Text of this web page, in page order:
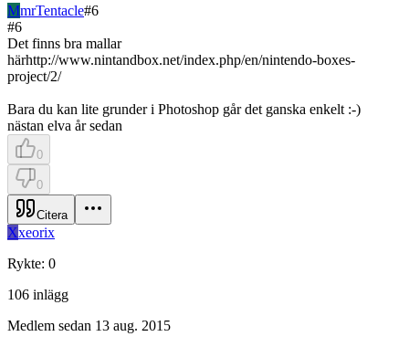
MmrTentacle#6
#6
Det finns bra mallar
härhttp://www.nintandbox.net/index.php/en/nintendo-boxes-
project/2/
Bara du kan lite grunder i Photoshop går det ganska enkelt :-)
nästan elva år sedan
0
0
Citera
Xxeorix
Rykte: 0
106 inlägg
Medlem sedan 13 aug. 2015